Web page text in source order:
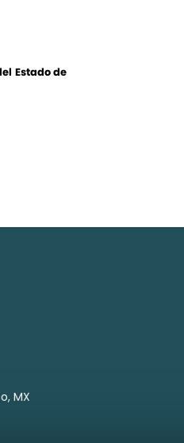
Estado de
MX